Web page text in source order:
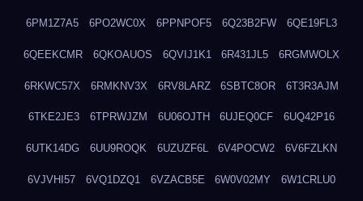
6PM1Z7A5 6PO2WC0X 6PPNPOF5 6Q23B2FW 6QE19FL3
6QEEKCMR 6QKOAUOS 6QVIJ1K1 6R431JL5 6RGMWOLX
6RKWC57X 6RMKNV3X 6RV8LARZ 6SBTC8OR 6T3R3AJM
6TKE2JE3 6TPRWJZM 6U06OJTH 6UJEQ0CF 6UQ42P16
6UTK14DG 6UU9ROQK 6UZUZF6L 6V4POCW2 6V6FZLKN
6VJVHI57 6VQ1DZQ1 6VZACB5E 6W0V02MY 6W1CRLU0